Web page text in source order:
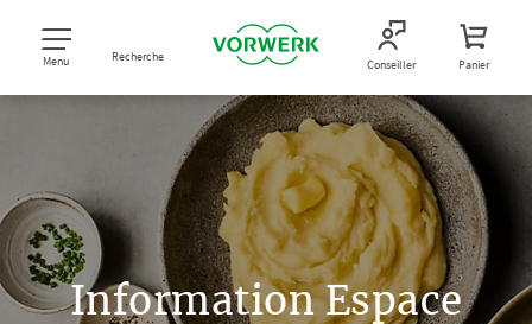
Menu Recherche Conseiller Panier
Information Espace